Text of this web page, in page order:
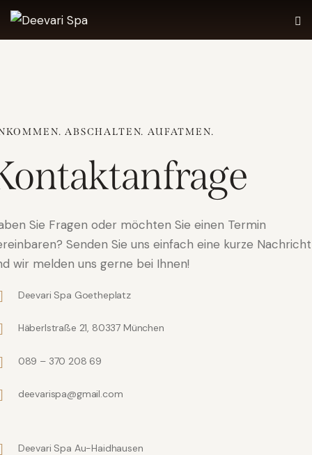
ABSCHALTEN. AUFATMEN.
Sie Fragen oder möchten Sie einen Termin
Senden Sie uns einfach eine kurze Nachricht
wir melden uns gerne bei Ihnen!
Deevari Spa Goetheplatz
Häberlstraße 21, 80337 München
089 – 370 208 69
deevarispa@gmail.com
Deevari Spa Au-Haidhausen